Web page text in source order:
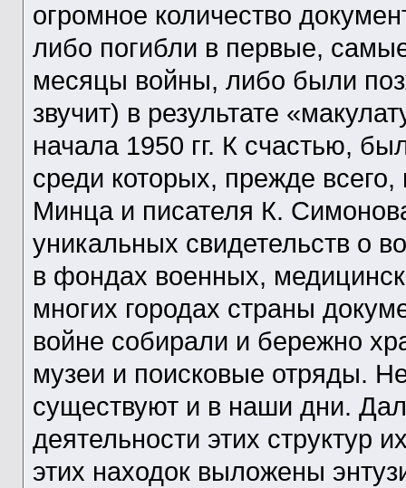
огромное количество
либо погибли в первые,
месяцы войны, либо были
звучит) в результате
начала 1950 гг. К счастью,
среди которых, прежде
Минца и писателя К.
уникальных свидетельств о
в фондах военных,
многих городах страны
войне собирали и бережно
музеи и поисковые отряды.
существуют и в наши дни.
деятельности этих структур
этих находок выложены